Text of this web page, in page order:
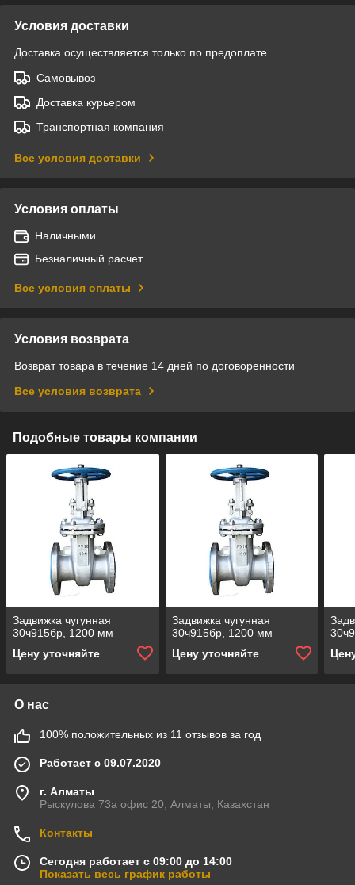
Условия доставки
Доставка осуществляется только по предоплате.
Самовывоз
Доставка курьером
Транспортная компания
Все условия доставки
Условия оплаты
Наличными
Безналичный расчет
Все условия оплаты
Условия возврата
Возврат товара в течение 14 дней по договоренности
Все условия возврата
Подобные товары компании
Задвижка чугунная
30ч915бр, 1200 мм
Цену уточняйте
Задвижка чугунная
30ч915бр, 1200 мм
Цену уточняйте
О нас
100% положительных из 11 отзывов за год
Работает с 09.07.2020
г. Алматы
Рыскулова 73а офис 20, Алматы, Казахстан
Контакты
Сегодня работает с 09:00 до 14:00
Показать весь график работы